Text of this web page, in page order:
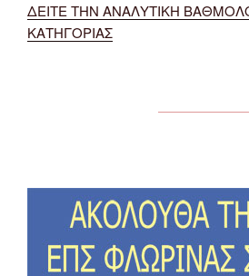
ΔΕΙΤΕ ΤΗΝ ΑΝΑΛΥΤΙΚΗ
ΚΑΤΗΓΟΡΙΑΣ